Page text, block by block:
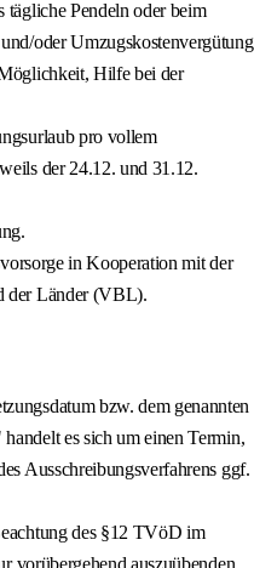
Pendeln oder beim
oder Umzugskostenvergütung
Hilfe bei der
pro vollem
der 24.12. und 31.12.
in Kooperation mit der
der Länder (VBL).
bzw. dem genannten
es sich um einen Termin,
Ausschreibungsverfahrens ggf.
des §12 TVöD im
vorübergehend auszuübenden